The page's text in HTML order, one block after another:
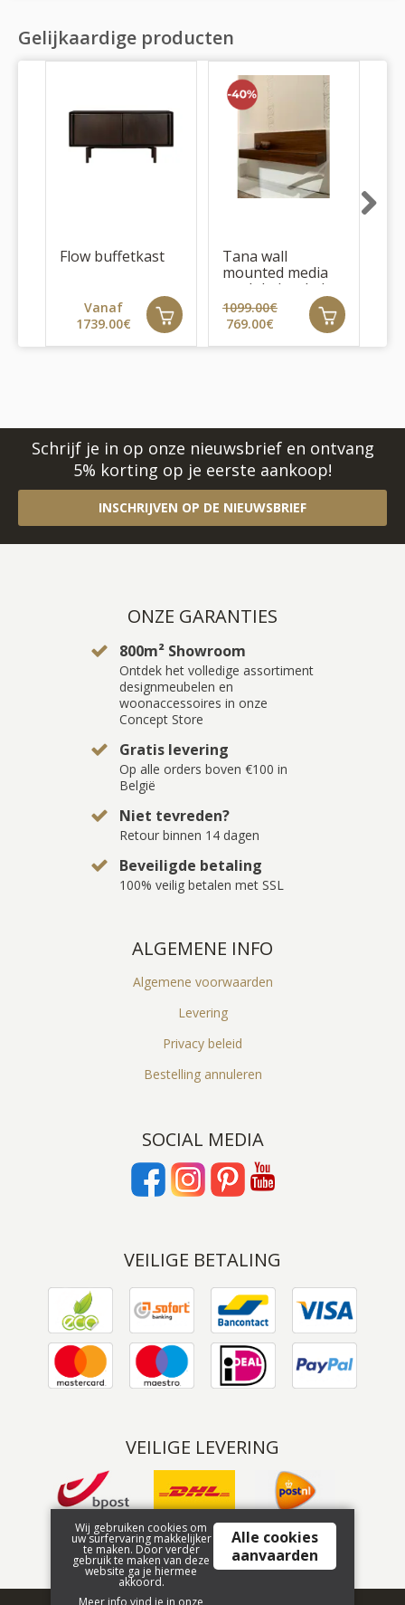
Gelijkaardige producten
Flow buffetkast
Vanaf
1739.00€
Tana wall
mounted media
module (outlet)
1099.00€
769.00€
Schrijf je in op onze nieuwsbrief en ontvang
5% korting op je eerste aankoop!
INSCHRIJVEN OP DE NIEUWSBRIEF
ONZE GARANTIES
800m² Showroom
Ontdek het volledige assortiment
designmeubelen en
woonaccessoires in onze
Concept Store
Gratis levering
Op alle orders boven €100 in
België
Niet tevreden?
Retour binnen 14 dagen
Beveiligde betaling
100% veilig betalen met SSL
ALGEMENE INFO
Algemene voorwaarden
Levering
Privacy beleid
Bestelling annuleren
SOCIAL MEDIA
VEILIGE BETALING
VEILIGE LEVERING
Wij gebruiken cookies om
uw surfervaring makkelijker
te maken. Door verder
gebruik te maken van deze
website ga je hiermee
akkoord.
Meer info vind je in onze
Alle cookies
aanvaarden